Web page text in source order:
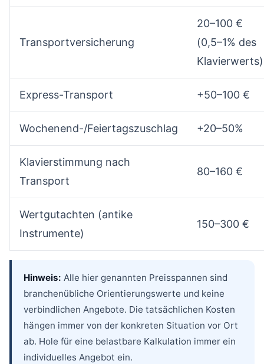
Transportversicherung
20–100 €
(0,5–1% des
Klavierwerts)
Express-Transport +50–100 €
Wochenend-/Feiertagszuschlag +20–50%
Klavierstimmung nach
Transport
80–160 €
Wertgutachten (antike
Instrumente)
150–300 €
Hinweis: Alle hier genannten Preisspannen sind
branchenübliche Orientierungswerte und keine
verbindlichen Angebote. Die tatsächlichen Kosten
hängen immer von der konkreten Situation vor Ort
ab. Hole für eine belastbare Kalkulation immer ein
individuelles Angebot ein.